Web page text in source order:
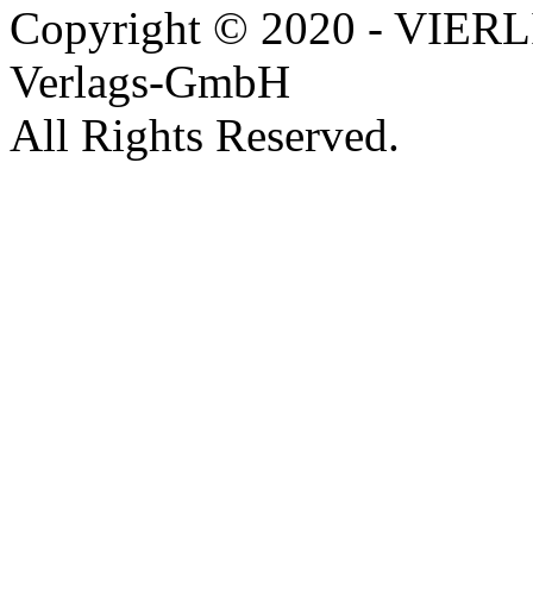
Copyright © 2020 -
Verlags-GmbH
All Rights Reserved.